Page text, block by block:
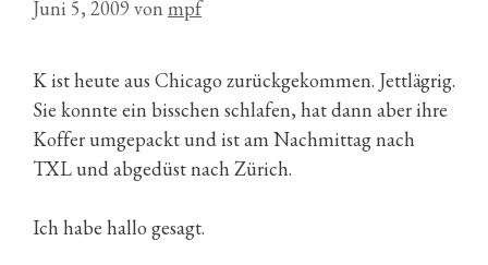
Juni 5, 2009 von mpf
K ist heute aus Chicago zurückgekommen. Jettlägrig.
Sie konnte ein bisschen schlafen, hat dann aber ihre
Koffer umgepackt und ist am Nachmittag nach
TXL und abgedüst nach Zürich.
Ich habe hallo gesagt.